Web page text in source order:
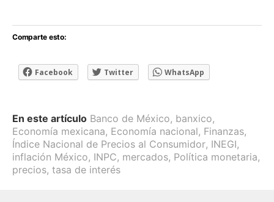
Comparte esto:
Facebook Twitter WhatsApp
En este artículo Banco de México, banxico,
Economía mexicana, Economía nacional, Finanzas,
Índice Nacional de Precios al Consumidor, INEGI,
inflación México, INPC, mercados, Política monetaria,
precios, tasa de interés